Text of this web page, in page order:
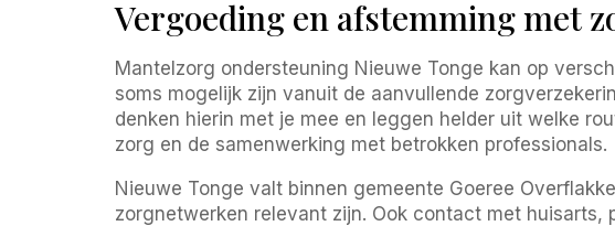
Vergoeding en afstemming met
Mantelzorg ondersteuning Nieuwe Tonge kan op
soms mogelijk zijn vanuit de aanvullende
denken hierin met je mee en leggen helder uit welke
zorg en de samenwerking met betrokken professionals.
Nieuwe Tonge valt binnen gemeente Goeree
zorgnetwerken relevant zijn. Ook contact met